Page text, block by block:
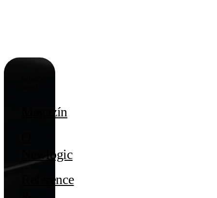
Magazín
Newlogic
Reference